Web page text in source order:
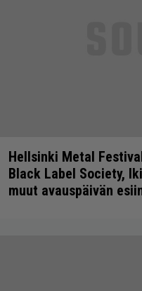
Hellsinki Metal
Black Label Society,
muut avauspäivän